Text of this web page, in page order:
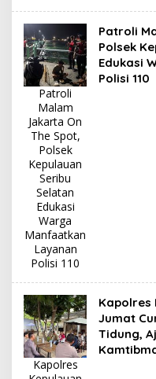
Patroli
Malam
Jakarta On
The Spot,
Polsek
Kepulauan
Seribu
Selatan
Edukasi
Warga
Manfaatkan
Layanan
Polisi 110
Patroli
Polsek
Edukasi
Polisi 110
Kapolres
Kapolres
Jumat
Tidung,